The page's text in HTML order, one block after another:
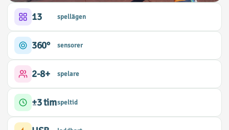
13 spellägen
360° sensorer
2-8+ spelare
±3 timspeltid